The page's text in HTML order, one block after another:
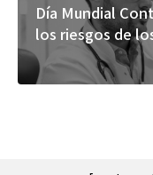
Día Mundial
los riesgos de